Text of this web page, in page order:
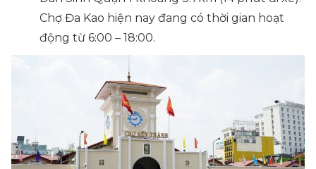
Chợ Đa Kao hiện nay đang có thời gian hoạt
động từ 6:00 – 18:00.